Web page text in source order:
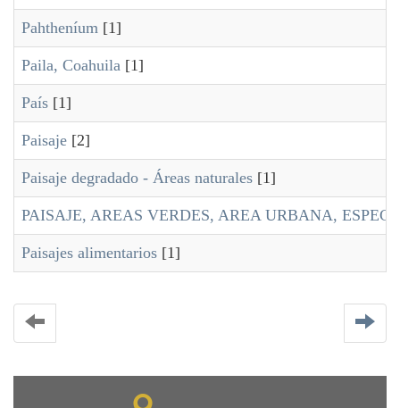
Pahtheníum [1]
Paila, Coahuila [1]
País [1]
Paisaje [2]
Paisaje degradado - Áreas naturales [1]
PAISAJE, AREAS VERDES, AREA URBANA,
Paisajes alimentarios [1]